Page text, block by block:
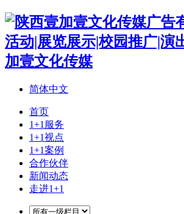
简体中文
首页
1+1服务
1+1视点
1+1案例
合作伙伴
新闻动态
走进1+1